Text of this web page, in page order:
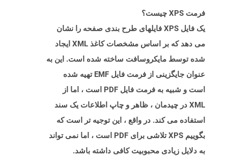
فرمت XPS چیست؟
یک فایل XPS فایلهای طرح بندی صفحه را نشان
می دهد که بر اساس مشخصات کاغذ XML ایجاد
شده توسط مایکروسافت ساخته شده است. این به
عنوان جایگزینی از فرمت فایل EMF تهیه شده
است و شبیه به فرمت فایل PDF است ، اما از
XML در چیدمان ، ظاهر و چاپ اطلاعات یک سند
استفاده می کند. در واقع ، این توجیه تر است که
بگوییم XPS تلاشی برای PDF است ، اما نمی تواند
به دلایل زیادی محبوبیت کافی داشته باشد.